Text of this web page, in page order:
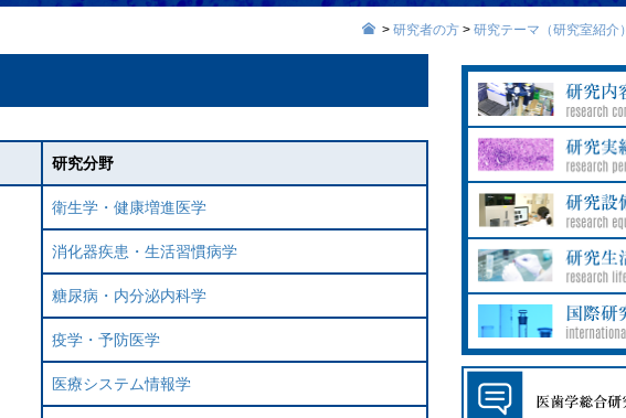
> 研究者の方 > 研究テーマ（研究室紹介）
研究分野
衛生学・健康増進医学
消化器疾患・生活習慣病学
糖尿病・内分泌内科学
疫学・予防医学
医療システム情報学